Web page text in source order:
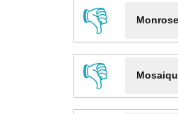
👎
Monrose
👎